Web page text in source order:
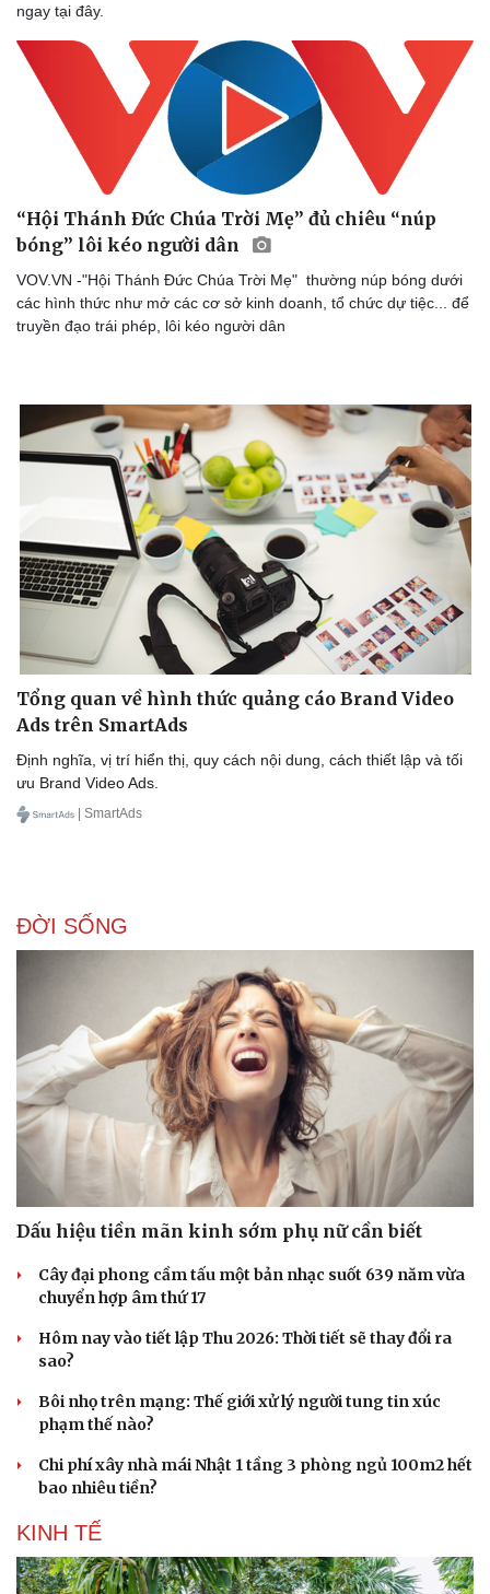
Sức khỏe
Dinh dưỡng - món ngon
Cây thuốc
Sản phụ khoa
Nhi khoa
Nam khoa
Làm đẹp - giảm cân
Phòng mạch online
ngay tại đây.
“Hội Thánh Đức Chúa Trời Mẹ” đủ chiêu “núp
bóng” lôi kéo người dân
VOV.VN -"Hội Thánh Đức Chúa Trời Mẹ" thường núp bóng dưới
các hình thức như mở các cơ sở kinh doanh, tổ chức dự tiệc... để
truyền đạo trái phép, lôi kéo người dân
Tổng quan về hình thức quảng cáo Brand Video
Ads trên SmartAds
Định nghĩa, vị trí hiển thị, quy cách nội dung, cách thiết lập và tối
ưu Brand Video Ads.
| SmartAds
ĐỜI SỐNG
Dấu hiệu tiền mãn kinh sớm phụ nữ cần biết
Cây đại phong cầm tấu một bản nhạc suốt 639 năm vừa
chuyển hợp âm thứ 17
Hôm nay vào tiết lập Thu 2026: Thời tiết sẽ thay đổi ra
sao?
Bôi nhọ trên mạng: Thế giới xử lý người tung tin xúc
phạm thế nào?
Chi phí xây nhà mái Nhật 1 tầng 3 phòng ngủ 100m2 hết
bao nhiêu tiền?
KINH TẾ